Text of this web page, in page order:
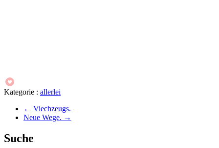
Kategorie : allerlei
← Viechzeugs.
Neue Wege. →
Suche